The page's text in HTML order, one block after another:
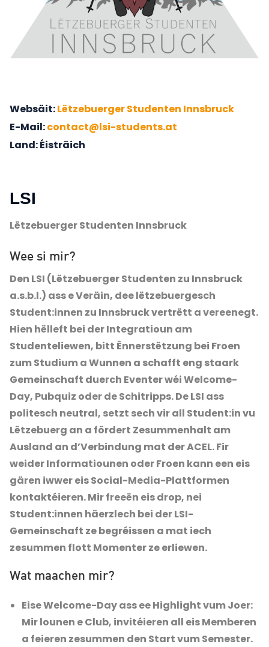
Websäit Lëtzebuerger Studenten Innsbruck
E-Mail contact@lsi-students.at
Land Éisträich
LSI
Lëtzebuerger Studenten Innsbruck
Wee si mir?
Den LSI (Lëtzebuerger Studenten zu Innsbruck
a.s.b.l.) ass e Veräin, dee lëtzebuergesch
Student:innen zu Innsbruck vertrëtt a vereenegt.
Hien hëlleft bei der Integratioun am
Studenteliewen, bitt Ënnerstëtzung bei Froen
zum Studium a Wunnen a schafft eng staark
Gemeinschaft duerch Eventer wéi Welcome-
Day, Pubquiz oder de Schitripps. De LSI ass
politesch neutral, setzt sech vir all Student:in vu
Lëtzebuerg an a fördert Zesummenhalt am
Ausland an d’Verbindung mat der ACEL. Fir
weider Informatiounen oder Froen kann een eis
gären iwwer eis Social-Media-Plattformen
kontaktéieren. Mir freeën eis drop, nei
Student:innen häerzlech bei der LSI-
Gemeinschaft ze begréissen a mat iech
zesummen flott Momenter ze erliewen.
Wat maachen mir?
Eise Welcome-Day ass ee Highlight vum Joer:
Mir lounen e Club, invitéieren all eis Memberen
a feieren zesummen den Start vum Semester.